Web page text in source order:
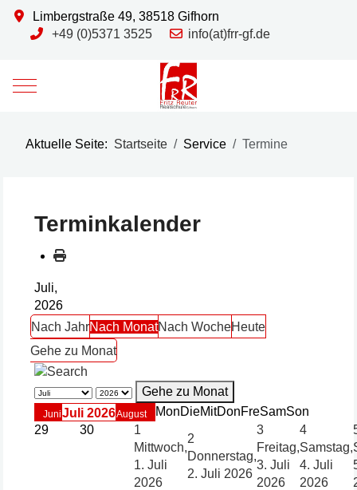
Limbergstraße 49, 38518 Gifhorn
+49 (0)5371 3525
info(at)frr-gf.de
Mobile Menu Toggle
Aktuelle Seite: Startseite Service Termine
Terminkalender
Juli,
2026
Nach JahrNach MonatNach WocheHeute
Gehe zu Monat
Gehe zu Monat
JuniJuli 2026August MonDieMitDonFreSamSon
29
30
1
Mittwoch,
1. Juli
2026
2
Donnerstag,
2. Juli 2026
3
Freitag,
3. Juli
2026
4
Samstag,
4. Juli
2026